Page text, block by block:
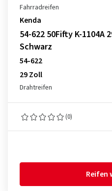
Fahrradreifen
Kenda
54-622 50Fifty K-1104A
Schwarz
54-622
29 Zoll
Drahtreifen
(0)
Reifen